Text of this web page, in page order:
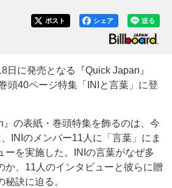
送る
シェア
ポスト
に発売となる『Quick Japan』
頭40ページ特集「INIと言葉」に登
の表紙・巻頭特集を飾るのは、今
INIのメンバー11人に「言葉」にま
ーを実施した。INIの言葉がなぜ多
か、11人のインタビューと彼らに贈
訣に迫る。